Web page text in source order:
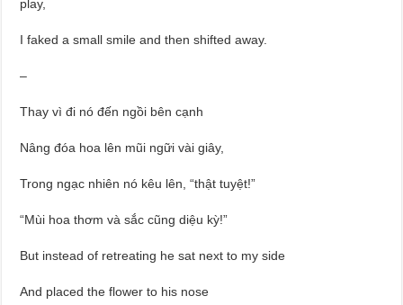
play,
I faked a small smile and then shifted away.
–
Thay vì đi nó đến ngồi bên cạnh
Nâng đóa hoa lên mũi ngữi vài giây,
Trong ngạc nhiên nó kêu lên, “thật tuyệt!”
“Mùi hoa thơm và sắc cũng diệu kỳ!”
But instead of retreating he sat next to my side
And placed the flower to his nose